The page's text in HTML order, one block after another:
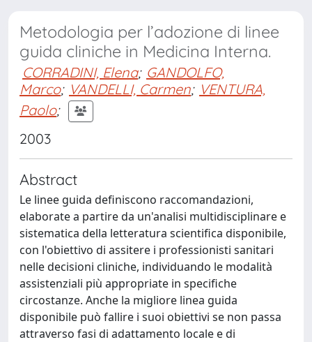
Metodologia per l’adozione di linee
guida cliniche in Medicina Interna.
CORRADINI, Elena; GANDOLFO,
Marco; VANDELLI, Carmen; VENTURA,
Paolo;
2003
Abstract
Le linee guida definiscono raccomandazioni,
elaborate a partire da un'analisi multidisciplinare e
sistematica della letteratura scientifica disponibile,
con l'obiettivo di assitere i professionisti sanitari
nelle decisioni cliniche, individuando le modalità
assistenziali più appropriate in specifiche
circostanze. Anche la migliore linea guida
disponibile può fallire i suoi obiettivi se non passa
attraverso fasi di adattamento locale e di